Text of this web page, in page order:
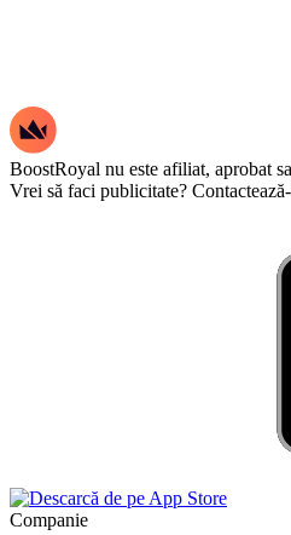
BoostRoyal nu este afiliat, aprobat
Vrei să faci publicitate?
Companie